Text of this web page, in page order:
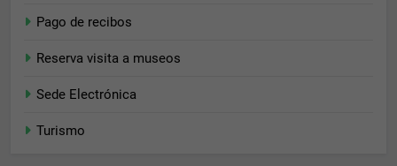
Pago de recibos
Reserva visita a museos
Sede Electrónica
Turismo